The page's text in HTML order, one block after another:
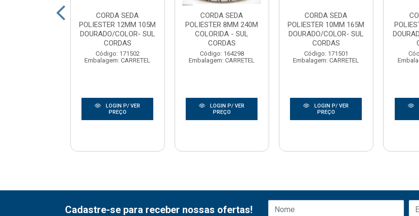
CORDA SEDA
POLIESTER 12MM 105M
DOURADO/COLOR- SUL
CORDAS
Código: 171502
Embalagem: CARRETEL
LOGIN P/ VER
PREÇO
CORDA SEDA
POLIESTER 8MM 240M
COLORIDA - SUL
CORDAS
Código: 164298
Embalagem: CARRETEL
LOGIN P/ VER
PREÇO
CORDA SEDA
POLIESTER 10MM 165M
DOURADO/COLOR- SUL
CORDAS
Código: 171501
Embalagem: CARRETEL
LOGIN P/ VER
PREÇO
Cadastre-se para receber nossas ofertas!